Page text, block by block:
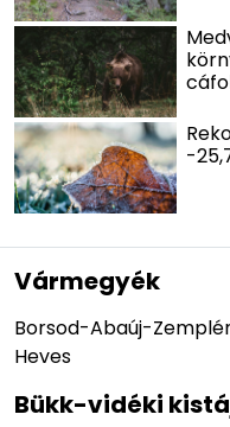
-
Vármegyék
Borsod-Abaúj-
Heves
Bükk-vidéki